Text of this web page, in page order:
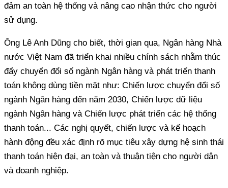
đảm an toàn hệ thống và nâng cao nhận thức cho người
sử dụng.
Ông Lê Anh Dũng cho biết, thời gian qua, Ngân hàng Nhà
nước Việt Nam đã triển khai nhiều chính sách nhằm thúc
đẩy chuyển đổi số ngành Ngân hàng và phát triển thanh
toán không dùng tiền mặt như: Chiến lược chuyển đổi số
ngành Ngân hàng đến năm 2030, Chiến lược dữ liệu
ngành Ngân hàng và Chiến lược phát triển các hệ thống
thanh toán... Các nghị quyết, chiến lược và kế hoạch
hành động đều xác định rõ mục tiêu xây dựng hệ sinh thái
thanh toán hiện đại, an toàn và thuận tiện cho người dân
và doanh nghiệp.